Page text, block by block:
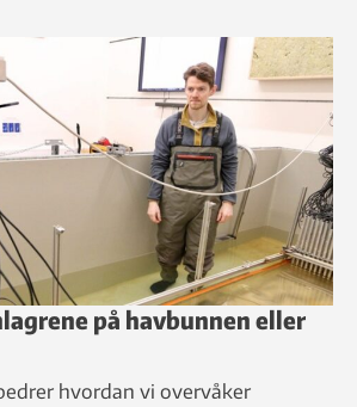
på havbunnen eller
hvordan vi overvåker